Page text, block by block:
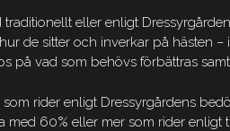
eller enligt
de sitter och inverkar på hästen
på vad som behövs förbättras
rider enligt Dressyrgårdens
med 60% eller mer som rider enligt